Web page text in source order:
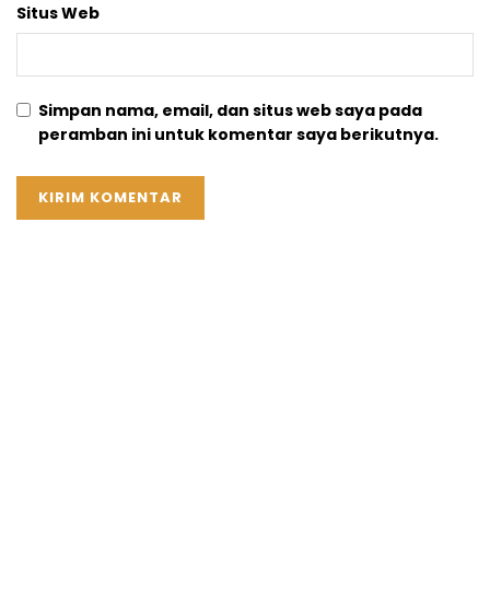
Situs Web
Simpan nama, email, dan situs web saya pada
peramban ini untuk komentar saya berikutnya.